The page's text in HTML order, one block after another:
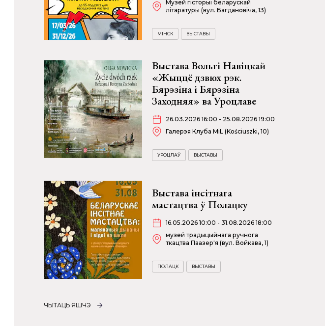
Музей гісторыі беларускай
літаратуры (вул. Багдановіча, 13)
МІНСК ВЫСТАВЫ
Выстава Вольгі Навіцкай
«Жыццё дзвюх рэк.
Бярэзіна і Бярэзіна
Заходняя» ва Уроцлаве
26.03.2026 16:00 - 25.08.2026 19:00
Галерэя Клуба MiL (Kościuszki, 10)
УРОЦЛАЎ ВЫСТАВЫ
Выстава інсітнага
мастацтва ў Полацку
16.05.2026 10:00 - 31.08.2026 18:00
музей традыцыйнага ручнога
ткацтва Паазер'я (вул. Войкава, 1)
ПОЛАЦК ВЫСТАВЫ
ЧЫТАЦЬ ЯШЧЭ